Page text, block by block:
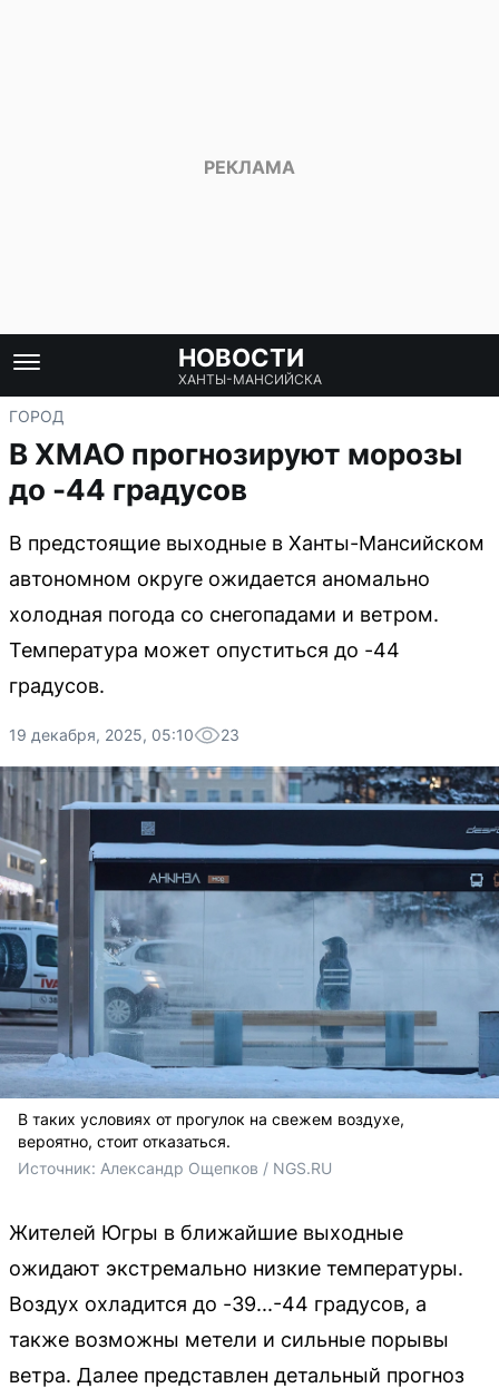
НОВОСТИ
ХАНТЫ-МАНСИЙСКА
ГОРОД
В ХМАО прогнозируют морозы
до -44 градусов
В предстоящие выходные в Ханты-Мансийском
автономном округе ожидается аномально
холодная погода со снегопадами и ветром.
Температура может опуститься до -44
градусов.
19 декабря, 2025, 05:10 23
В таких условиях от прогулок на свежем воздухе,
вероятно, стоит отказаться.
Источник: Александр Ощепков / NGS.RU
Жителей Югры в ближайшие выходные
ожидают экстремально низкие температуры.
Воздух охладится до -39...-44 градусов, а
также возможны метели и сильные порывы
ветра. Далее представлен детальный прогноз